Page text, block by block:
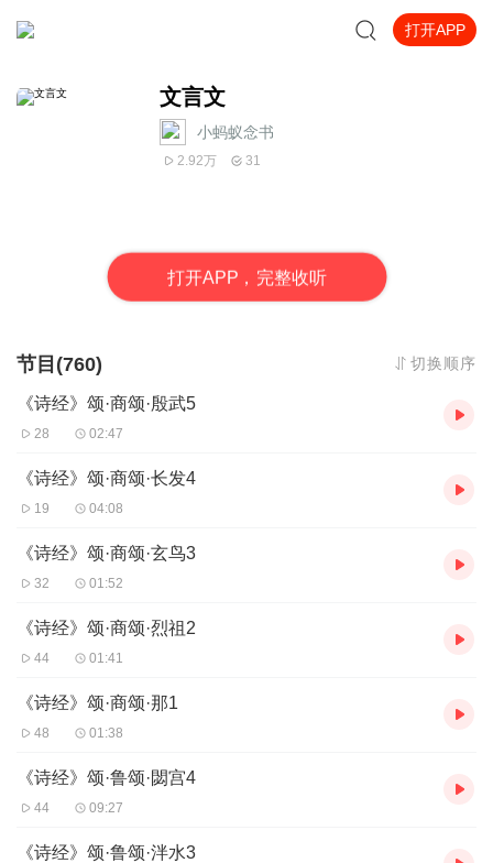
打开APP
文言文
小蚂蚁念书
2.92万 31
打开APP，完整收听
节目(760) 切换顺序
《诗经》颂·商颂·殷武5
28 02:47
《诗经》颂·商颂·长发4
19 04:08
《诗经》颂·商颂·玄鸟3
32 01:52
《诗经》颂·商颂·烈祖2
44 01:41
《诗经》颂·商颂·那1
48 01:38
《诗经》颂·鲁颂·閟宫4
44 09:27
《诗经》颂·鲁颂·泮水3